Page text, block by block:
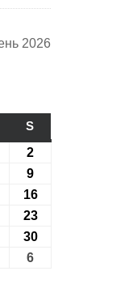
2026
S
2
9
1616.08.2026
2323.08.2026
3030.08.2026
6